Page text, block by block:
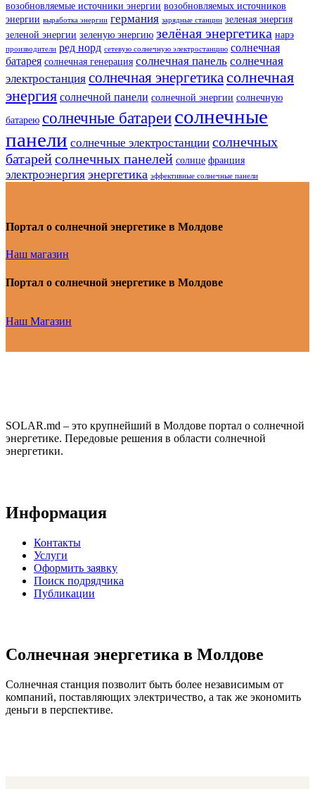
возобновляемые источники энергии возобновляемых источников
энергии выработка энергии германия зарядные станции зеленая энергия
зеленой энергии зеленую энергию зелёная энергетика нарэ
производители ред норд сетевую солнечную электростанцию солнечная
батарея солнечная генерация солнечная панель солнечная
электростанция солнечная энергетикасолнечная
энергия солнечной панели солнечной энергии солнечную
батарею солнечные батареисолнечные
панели солнечные электростанции солнечных
батарейсолнечных панелей солнце франция
электроэнергия энергетика эффективные солнечные панели
Портал о солнечной энергетике в Молдове
Наш магазин
Портал о солнечной энергетике в Молдове
Наш Магазин
SOLAR.md – это крупнейший в Молдове портал о солнечной
энергетике. Передовые решения в области солнечной
энергетики.
Информация
Контакты
Услуги
Оформить заявку
Поиск подрядчика
Публикации
Солнечная энергетика в Молдове
Солнечная станция позволит быть более независимым от
компаний, поставляющих электричество, а так же экономить
деньги в перспективе.